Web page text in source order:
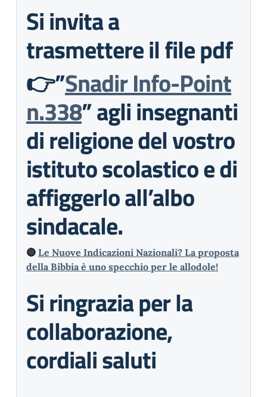
Si invita a
trasmettere il file pdf
👉”Snadir Info-Point
n.338” agli insegnanti
di religione del vostro
istituto scolastico e di
affiggerlo all’albo
sindacale.
🔴 Le Nuove Indicazioni Nazionali? La proposta
della Bibbia è uno specchio per le allodole!
Si ringrazia per la
collaborazione,
cordiali saluti